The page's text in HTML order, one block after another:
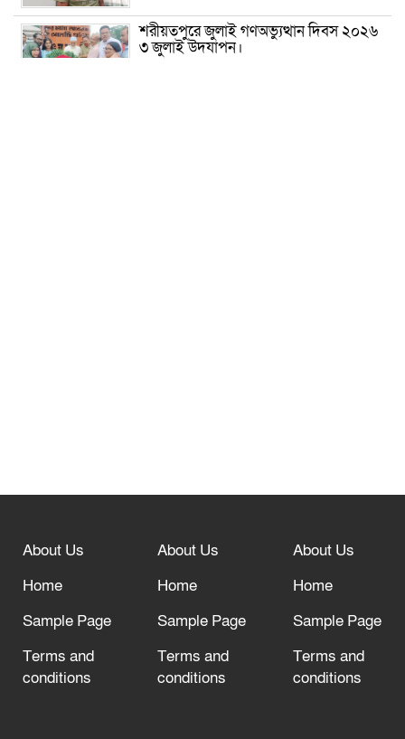
শরীয়তপুরে জুলাই গণঅভ্যুত্থান দিবস ২০২৬
৩ জুলাই উদযাপন।
বিশ্ব ফুটবলের সর্বোচ্চ নিয়ন্ত্রক সংস্থার সাথে
দরজা খোলা রেখেছেন
About Us
Home
Sample Page
Terms and
conditions
About Us
Home
Sample Page
Terms and
conditions
About Us
Home
Sample Page
Terms and
conditions